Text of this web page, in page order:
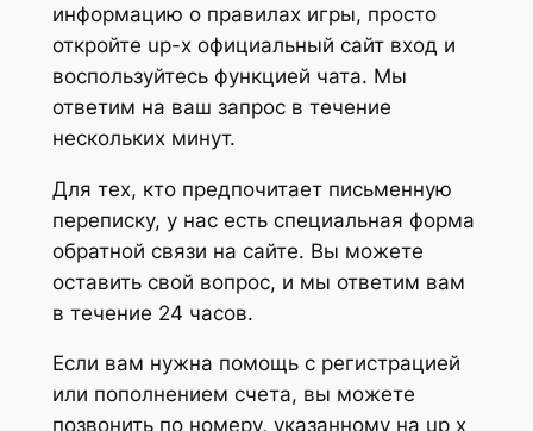
информацию о правилах игры, просто
откройте up-x официальный сайт вход и
воспользуйтесь функцией чата. Мы
ответим на ваш запрос в течение
нескольких минут.
Для тех, кто предпочитает письменную
переписку, у нас есть специальная форма
обратной связи на сайте. Вы можете
оставить свой вопрос, и мы ответим вам
в течение 24 часов.
Если вам нужна помощь с регистрацией
или пополнением счета, вы можете
позвонить по номеру, указанному на up x